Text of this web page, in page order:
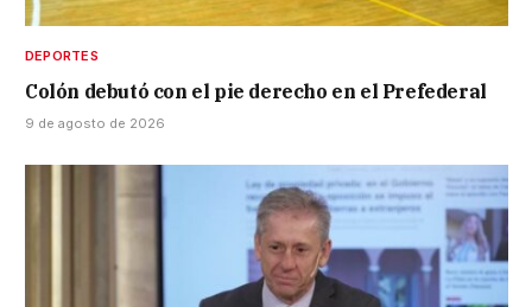
DEPORTES
Colón debutó con el pie derecho en el Prefederal
9 de agosto de 2026